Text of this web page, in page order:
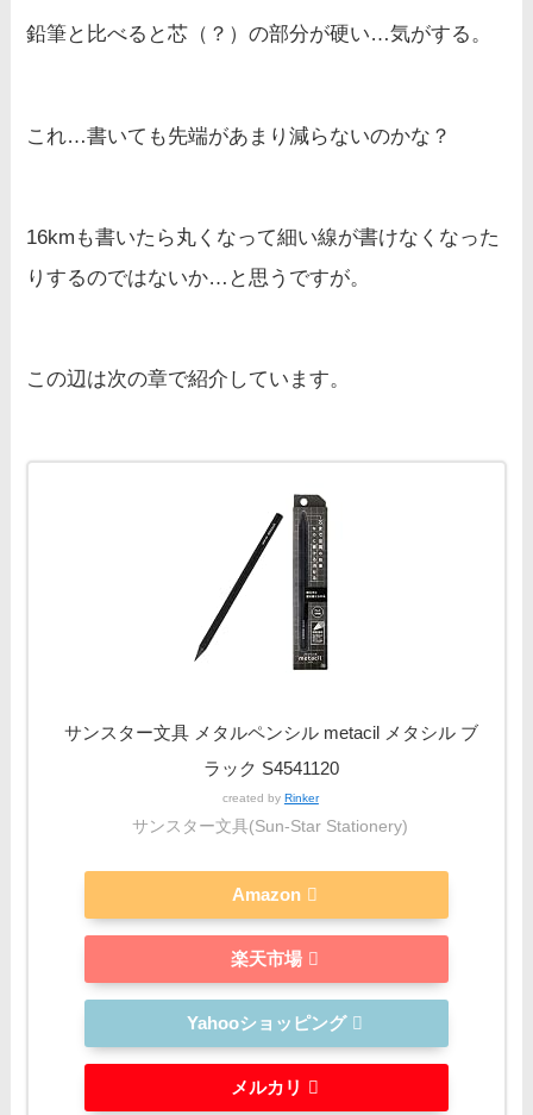
鉛筆と比べると芯（？）の部分が硬い…気がする。
これ…書いても先端があまり減らないのかな？
16kmも書いたら丸くなって細い線が書けなくなった
りするのではないか…と思うですが。
この辺は次の章で紹介しています。
サンスター文具 メタルペンシル metacil メタシル ブ
ラック S4541120
created by Rinker
サンスター文具(Sun-Star Stationery)
Amazon
楽天市場
Yahooショッピング
メルカリ